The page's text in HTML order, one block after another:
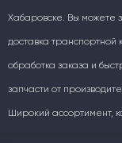
Хабаровске. Вы можете
доставка
обработка заказа и
запчасти от
Широкий ассортимент,